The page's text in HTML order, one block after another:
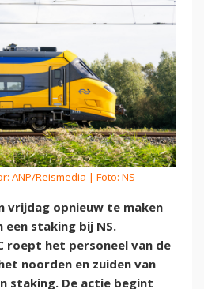
ANP/Reismedia | Foto: NS
vrijdag opnieuw te maken
een staking bij NS.
roept het personeel van de
noorden en zuiden van
staking. De actie begint